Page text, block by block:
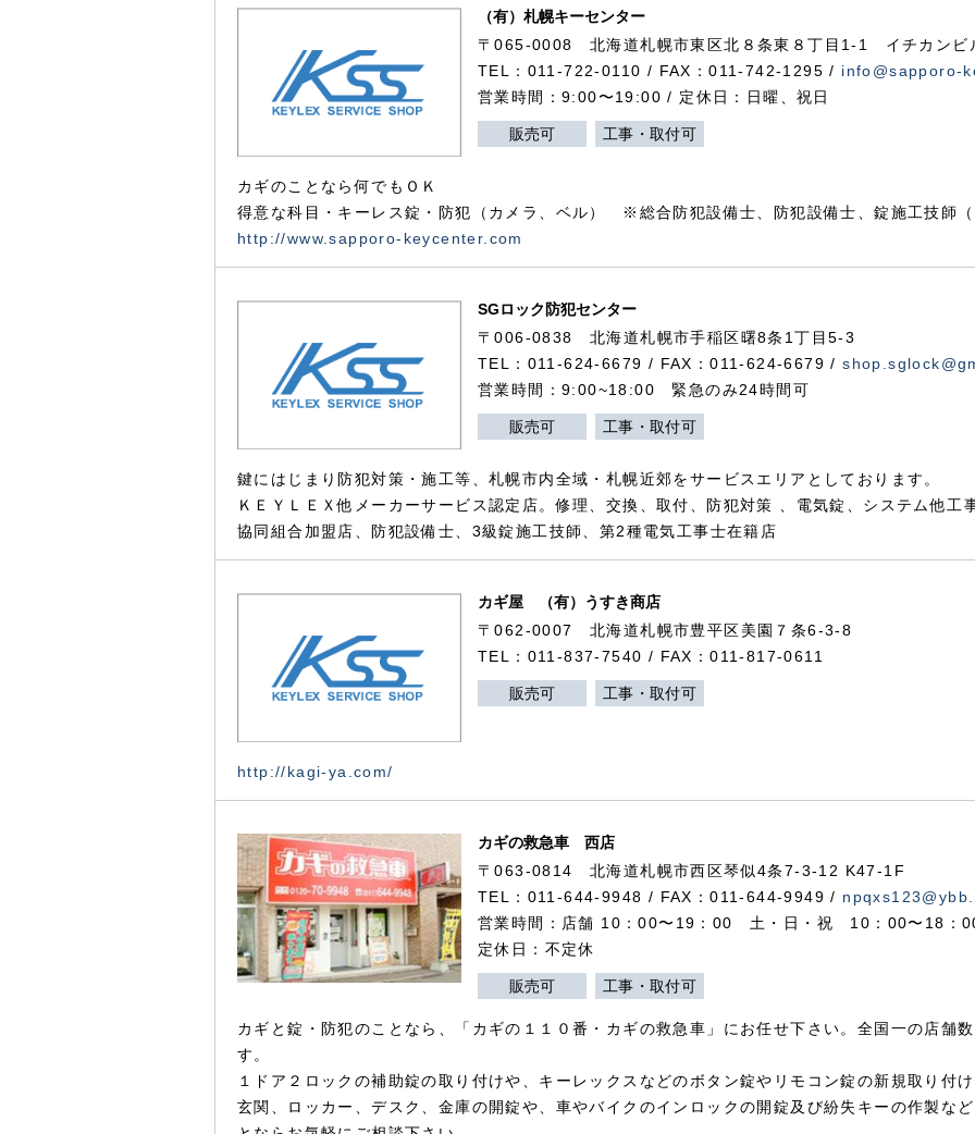
（有）札幌キーセンター
〒065-0008 北海道札幌市東区北８条東８丁目1-1 イチカンビ
TEL：011-722-0110 / FAX：011-742-1295 / info@sapporo-
営業時間：9:00〜19:00 / 定休日：日曜、祝日
販売可 工事・取付可
カギのことなら何でもＯＫ
得意な科目・キーレス錠・防犯（カメラ、ベル） ※総合防犯設備士、防犯設備士、錠施工技師
http://www.sapporo-keycenter.com
SGロック防犯センター
〒006-0838 北海道札幌市手稲区曙8条1丁目5-3
TEL：011-624-6679 / FAX：011-624-6679 /
営業時間：9:00~18:00 緊急のみ24時間可
販売可 工事・取付可
鍵にはじまり防犯対策・施工等、札幌市内全域・札幌近郊をサービスエリアとしております。
ＫＥＹＬＥＸ他メーカーサービス認定店。修理、交換、取付、防犯対策 、電気錠、システム他工
協同組合加盟店、防犯設備士、3級錠施工技師、第2種電気工事士在籍店
カギ屋 （有）うすき商店
〒062-0007 北海道札幌市豊平区美園７条6-3-8
TEL：011-837-7540 / FAX：011-817-0611
販売可 工事・取付可
http://kagi-ya.com/
カギの救急車 西店
〒063-0814 北海道札幌市西区琴似4条7-3-12 K47-1F
TEL：011-644-9948 / FAX：011-644-9949 /
営業時間：店舗 10：00〜19：00 土・日・祝 10：00〜18：
定休日：不定休
販売可 工事・取付可
カギと錠・防犯のことなら、「カギの１１０番・カギの救急車」にお任せ下さい。全国一の店舗
す。
１ドア２ロックの補助錠の取り付けや、キーレックスなどのボタン錠やリモコン錠の新規取り付
玄関、ロッカー、デスク、金庫の開錠や、車やバイクのインロックの開錠及び紛失キーの作製な